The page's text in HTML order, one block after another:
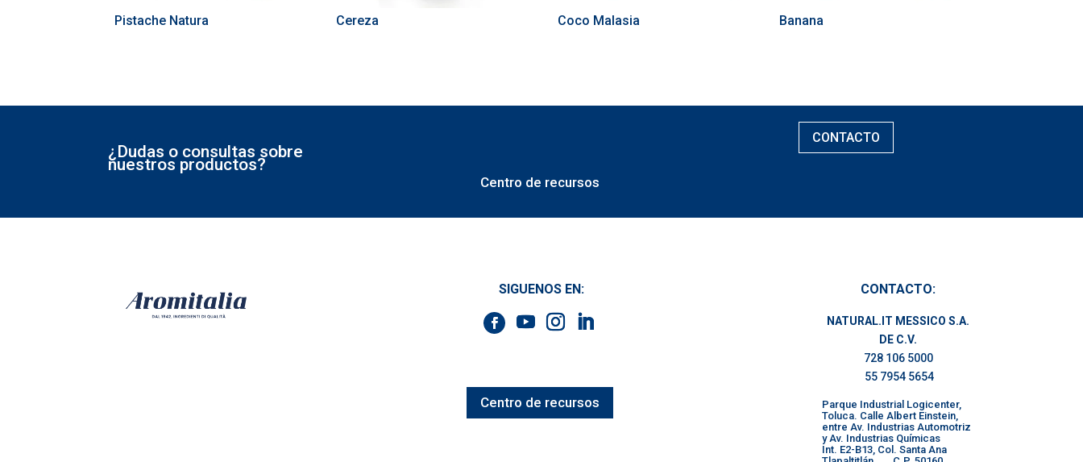
Pistache Natura Cereza Coco Malasia Banana
¿Dudas o consultas sobre
nuestros productos?
Centro de recursos
CONTACTO
SIGUENOS EN:
Centro de recursos
CONTACTO:
NATURAL.IT MESSICO S.A.
DE C.V.
728 106 5000
55 7954 5654
Parque Industrial Logicenter,
Toluca. Calle Albert Einstein,
entre Av. Industrias Automotriz
y Av. Industrias Químicas
Int. E2-B13, Col. Santa Ana